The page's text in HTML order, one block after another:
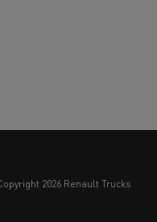
copyright 2026 Renault Trucks